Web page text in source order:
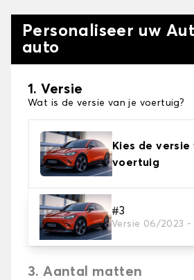
Personaliseer uw
auto
1. Versie
Wat is de versie van je voertuig?
Kies de versie
voertuig
#3
Versie 06/2023 -
2. Materiaal
Kies het materiaal van uw
3. Aantal matten